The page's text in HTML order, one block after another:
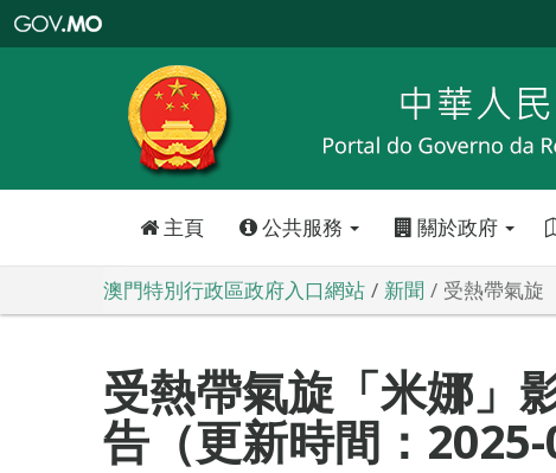
特
政
區
政
口
主頁 公共服務 關於政府
澳門特別行政區政府入口網站 新聞 受熱帶氣旋
受熱帶氣旋「米娜」
告（更新時間：2025-